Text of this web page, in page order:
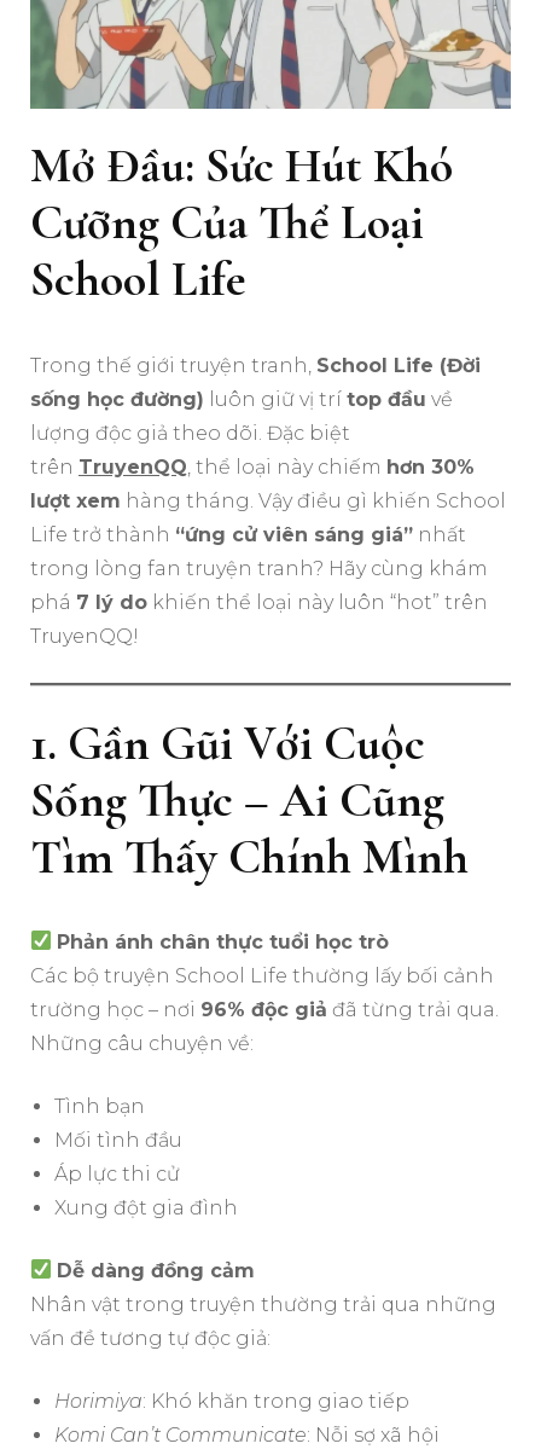
Mở Đầu: Sức Hút Khó
Cưỡng Của Thể Loại
School Life
Trong thế giới truyện tranh, School Life (Đời
sống học đường) luôn giữ vị trí top đầu về
lượng độc giả theo dõi. Đặc biệt
trên TruyenQQ , thể loại này chiếm hơn 30%
lượt xem hàng tháng. Vậy điều gì khiến School
Life trở thành “ứng cử viên sáng giá” nhất
trong lòng fan truyện tranh? Hãy cùng khám
phá 7 lý do khiến thể loại này luôn “hot” trên
TruyenQQ!
1. Gần Gũi Với Cuộc
Sống Thực – Ai Cũng
Tìm Thấy Chính Mình
Phản ánh chân thực tuổi học trò
Các bộ truyện School Life thường lấy bối cảnh
trường học – nơi 96% độc giả đã từng trải qua.
Những câu chuyện về:
Tình bạn
Mối tình đầu
Áp lực thi cử
Xung đột gia đình
Dễ dàng đồng cảm
Nhân vật trong truyện thường trải qua những
vấn đề tương tự độc giả:
Horimiya: Khó khăn trong giao tiếp
Komi Can’t Communicate: Nỗi sợ xã hội